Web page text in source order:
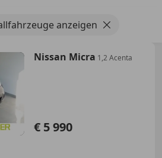
anzeigen
Nissan Micra 1,2 Acenta
€ 5 990